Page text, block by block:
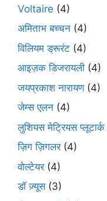
Voltaire (4)
अमिताभ बच्चन (4)
विलियम ड्रूरंट (4)
आइज़क डिजरायली (4)
जयप्रकाश नारायण(4)
जेम्स एलन (4)
लुशियस मेट्रियस प्लूटार्क
ज़िग ज़िगलर(4)
वोल्टेयर(4)
डॉ ज़्यूस(3)